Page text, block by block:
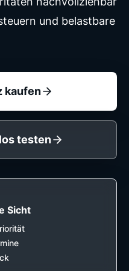
und belastbare
kaufen
testen
Sicht